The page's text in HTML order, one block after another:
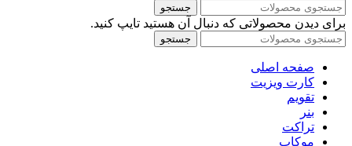
جستجو
برای دیدن محصولاتی که دنبال آن هستید تایپ کنید.
جستجو
صفحه اصلی
کارت ویزیت
تقویم
بنر
تراکت
موکاپ